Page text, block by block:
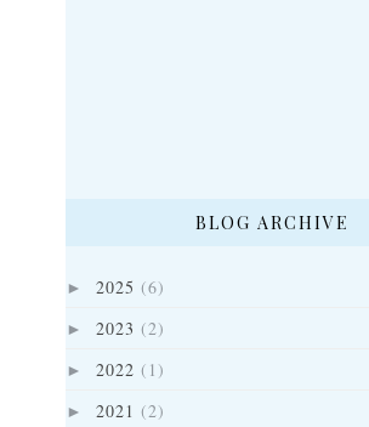
BLOG ARCHIVE
► 2025 (6)
► 2023 (2)
► 2022 (1)
► 2021 (2)